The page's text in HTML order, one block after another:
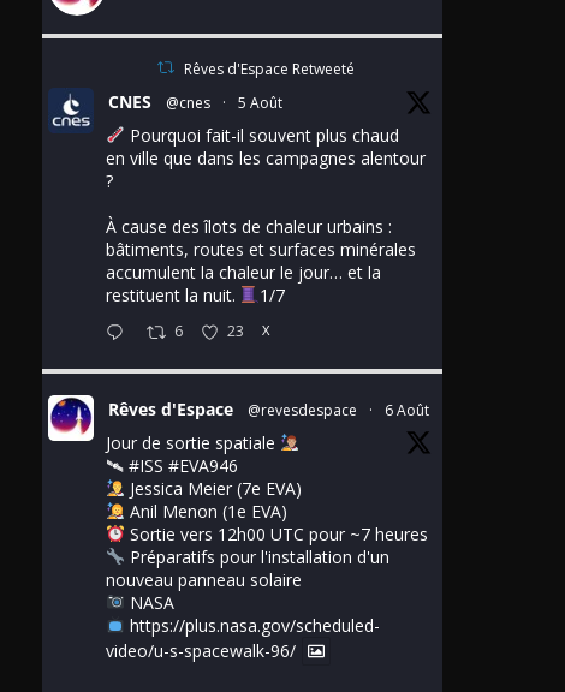
Rêves d'Espace Retweeté
CNES @cnes · 5 Août
Pourquoi fait-il souvent plus chaud
en ville que dans les campagnes alentour
?
À cause des îlots de chaleur urbains :
bâtiments, routes et surfaces minérales
accumulent la chaleur le jour… et la
restituent la nuit.
1/7
6 23 X
Rêves d'Espace @revesdespace · 6 Août
Jour de sortie spatiale
🛰 #ISS #EVA946
Jessica Meier (7e EVA)
Anil Menon (1e EVA)
Sortie vers 12h00 UTC pour ~7 heures
Préparatifs pour l'installation d'un
nouveau panneau solaire
NASA
https://plus.nasa.gov/scheduled-
video/u-s-spacewalk-96/